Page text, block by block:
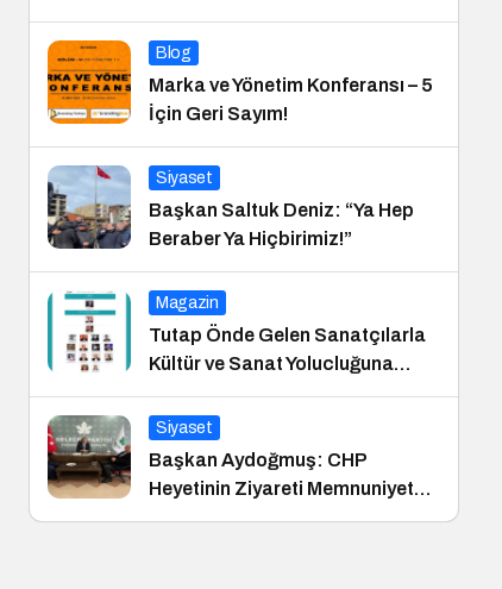
Blog
Marka ve Yönetim Konferansı – 5
İçin Geri Sayım!
Siyaset
Başkan Saltuk Deniz: “Ya Hep
Beraber Ya Hiçbirimiz!”
Magazin
Tutap Önde Gelen Sanatçılarla
Kültür ve Sanat Yolucluğuna
Devam Ediyor
Siyaset
Başkan Aydoğmuş: CHP
Heyetinin Ziyareti Memnuniyet
Verici